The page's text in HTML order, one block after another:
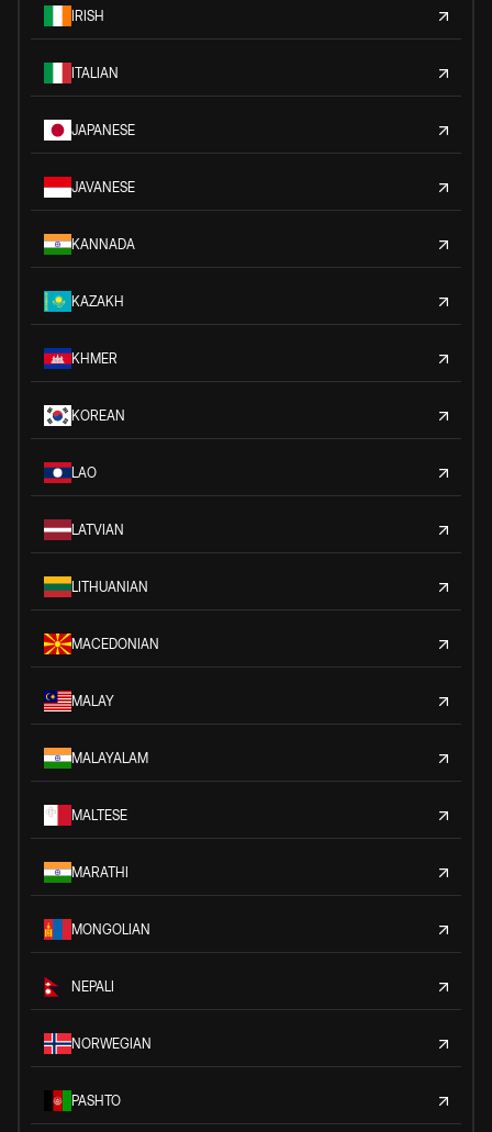
IRISH
ITALIAN
JAPANESE
JAVANESE
KANNADA
KAZAKH
KHMER
KOREAN
LAO
LATVIAN
LITHUANIAN
MACEDONIAN
MALAY
MALAYALAM
MALTESE
MARATHI
MONGOLIAN
NEPALI
NORWEGIAN
PASHTO